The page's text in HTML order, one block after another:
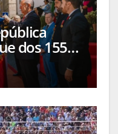
dos 155
do Parque
até